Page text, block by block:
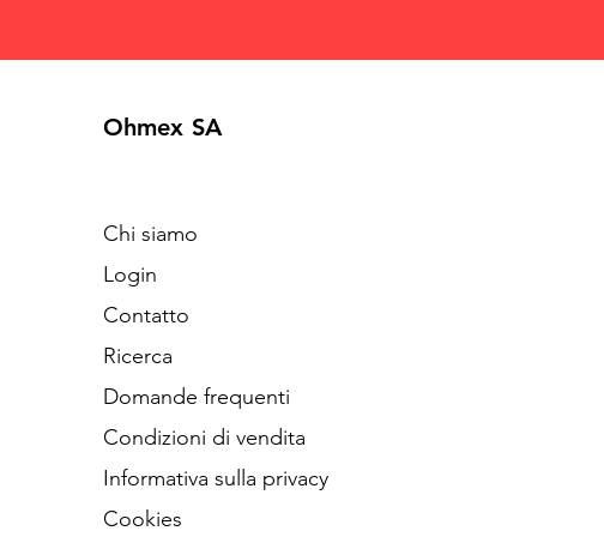
Ohmex SA
Chi siamo
Login
Contatto
Ricerca
Domande frequenti
Condizioni di vendita
Informativa sulla privacy
Cookies